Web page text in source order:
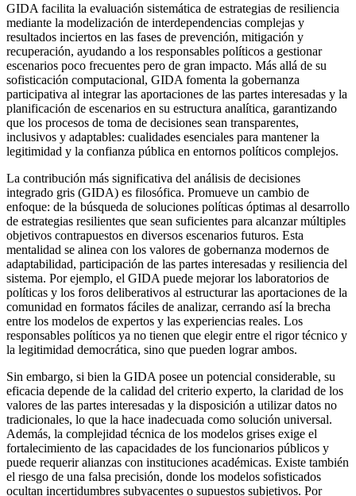
GIDA facilita la evaluación sistemática de estrategias de resiliencia
mediante la modelización de interdependencias complejas y
resultados inciertos en las fases de prevención, mitigación y
recuperación, ayudando a los responsables políticos a gestionar
escenarios poco frecuentes pero de gran impacto. Más allá de su
sofisticación computacional, GIDA fomenta la gobernanza
participativa al integrar las aportaciones de las partes interesadas y la
planificación de escenarios en su estructura analítica, garantizando
que los procesos de toma de decisiones sean transparentes,
inclusivos y adaptables: cualidades esenciales para mantener la
legitimidad y la confianza pública en entornos políticos complejos.
La contribución más significativa del análisis de decisiones
integrado gris (GIDA) es filosófica. Promueve un cambio de
enfoque: de la búsqueda de soluciones políticas óptimas al desarrollo
de estrategias resilientes que sean suficientes para alcanzar múltiples
objetivos contrapuestos en diversos escenarios futuros. Esta
mentalidad se alinea con los valores de gobernanza modernos de
adaptabilidad, participación de las partes interesadas y resiliencia del
sistema. Por ejemplo, el GIDA puede mejorar los laboratorios de
políticas y los foros deliberativos al estructurar las aportaciones de la
comunidad en formatos fáciles de analizar, cerrando así la brecha
entre los modelos de expertos y las experiencias reales. Los
responsables políticos ya no tienen que elegir entre el rigor técnico y
la legitimidad democrática, sino que pueden lograr ambos.
Sin embargo, si bien la GIDA posee un potencial considerable, su
eficacia depende de la calidad del criterio experto, la claridad de los
valores de las partes interesadas y la disposición a utilizar datos no
tradicionales, lo que la hace inadecuada como solución universal.
Además, la complejidad técnica de los modelos grises exige el
fortalecimiento de las capacidades de los funcionarios públicos y
puede requerir alianzas con instituciones académicas. Existe también
el riesgo de una falsa precisión, donde los modelos sofisticados
ocultan incertidumbres subyacentes o supuestos subjetivos. Por